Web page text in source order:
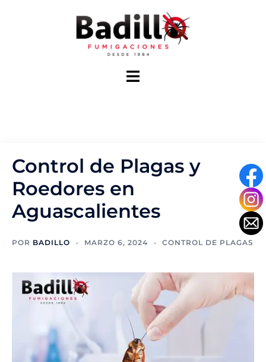
Alternar
Control de Plagas y
Roedores en
Aguascalientes
POR BADILLO MARZO 6, 2024 CONTROL DE PLAGAS